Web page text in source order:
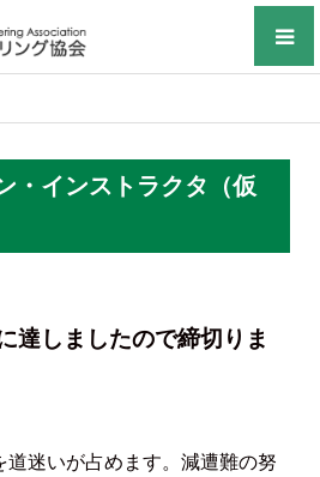
・インストラクタ（仮
達しましたので締切りま
迷いが占めます。減遭難の努